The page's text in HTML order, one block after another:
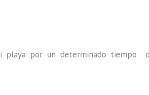
playa por un determinado tiempo